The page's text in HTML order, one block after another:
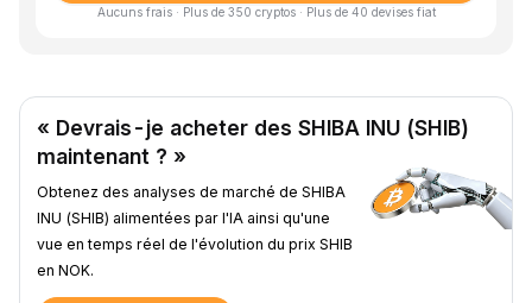
Aucuns frais · Plus de 350 cryptos · Plus de 40 devises fiat
« Devrais-je acheter des SHIBA INU (SHIB)
maintenant ? »
Obtenez des analyses de marché de SHIBA
INU (SHIB) alimentées par l'IA ainsi qu'une
vue en temps réel de l'évolution du prix SHIB
en NOK.